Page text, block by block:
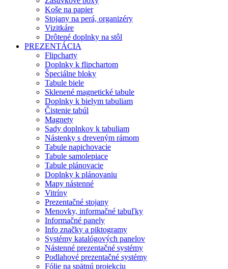
Koše na papier
Stojany na perá, organizéry
Vizitkáre
Drôtené doplnky na stôl
PREZENTÁCIA
Flipcharty
Doplnky k flipchartom
Špeciálne bloky
Tabule biele
Sklenené magnetické tabule
Doplnky k bielym tabuliam
Čistenie tabúl
Magnety
Sady doplnkov k tabuliam
Nástenky s dreveným rámom
Tabule napichovacie
Tabule samolepiace
Tabule plánovacie
Doplnky k plánovaniu
Mapy nástenné
Vitríny
Prezentačné stojany
Menovky, informačné tabuľky
Informačné panely
Info značky a piktogramy
Systémy katalógových panelov
Nástenné prezentačné systémy
Podlahové prezentačné systémy
Fólie na spätnú projekciu